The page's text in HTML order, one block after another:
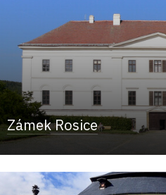
Zámek Rosice